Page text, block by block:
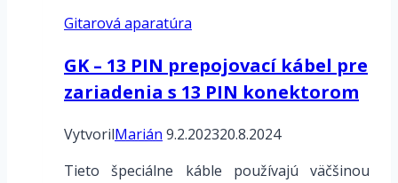
Gitarová aparatúra
GK – 13 PIN prepojovací kábel pre
zariadenia s 13 PIN konektorom
VytvorilMarián 9.2.202320.8.2024
Tieto špeciálne káble používajú väčšinou